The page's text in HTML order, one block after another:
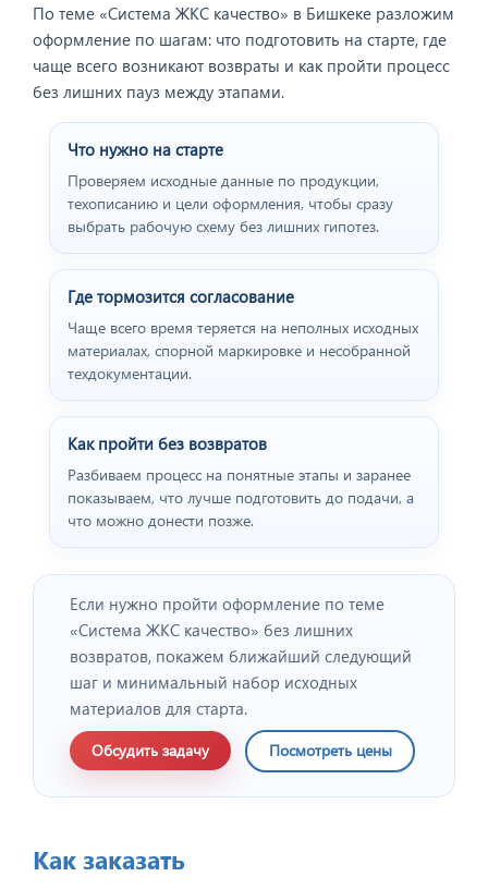
По теме «Система ЖКС качество» в Бишкеке разложим
оформление по шагам: что подготовить на старте, где
чаще всего возникают возвраты и как пройти процесс
без лишних пауз между этапами.
Что нужно на старте
Проверяем исходные данные по продукции,
техописанию и цели оформления, чтобы сразу
выбрать рабочую схему без лишних гипотез.
Где тормозится согласование
Чаще всего время теряется на неполных исходных
материалах, спорной маркировке и несобранной
техдокументации.
Как пройти без возвратов
Разбиваем процесс на понятные этапы и заранее
показываем, что лучше подготовить до подачи, а
что можно донести позже.
Если нужно пройти оформление по теме
«Система ЖКС качество» без лишних
возвратов, покажем ближайший следующий
шаг и минимальный набор исходных
материалов для старта.
Обсудить задачу Посмотреть цены
Как заказать